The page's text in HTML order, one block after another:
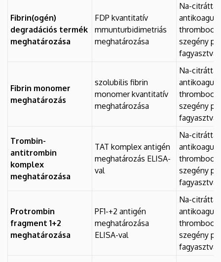
Fibrin(ogén)
degradációs termék
meghatározása
FDP kvantitatív
mmunturbidimetriás
meghatározása
Na-citráttal
szegény
fagyasztva
Fibrin monomer
meghatározás
szolubilis fibrin
monomer kvantitatív
meghatározása
Na-citráttal
szegény
fagyasztva
Trombin-
antitrombin
komplex
meghatározása
TAT komplex antigén
meghatározás ELISA-
val
Na-citráttal
szegény
fagyasztva
Protrombin
fragment 1+2
meghatározása
PF1-+2 antigén
meghatározása
ELISA-val
Na-citráttal
szegény
fagyasztva